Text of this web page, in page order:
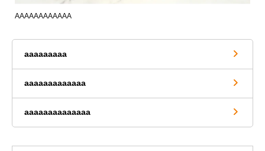
AAAAAAAAAAAA
aaaaaaaaa
aaaaaaaaaaaaa
aaaaaaaaaaaaaa